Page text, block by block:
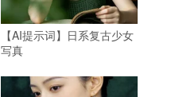
【AI提示词】日系复古少女
写真